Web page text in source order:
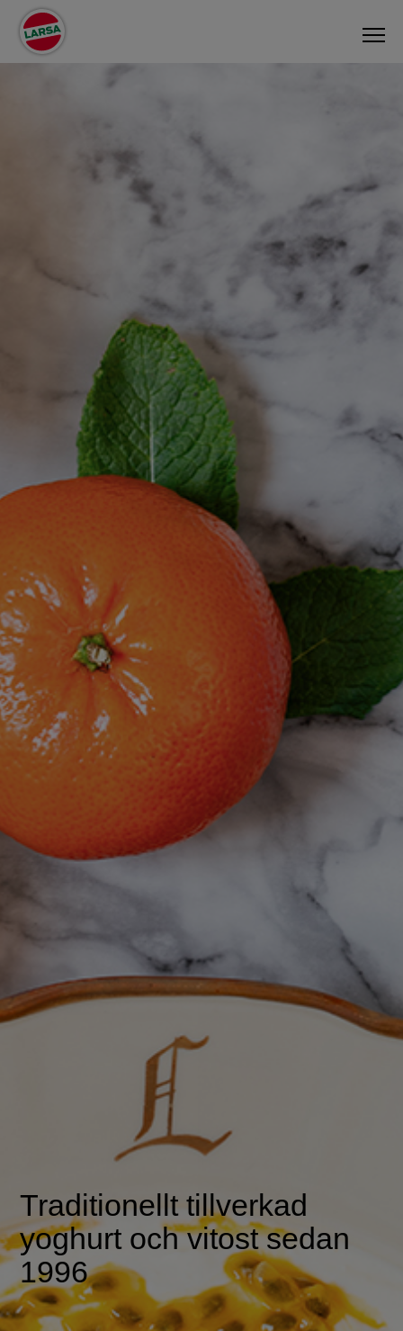
AKTUELLT
KONTAKT
Traditionellt tillverkad
yoghurt och vitost sedan
1996